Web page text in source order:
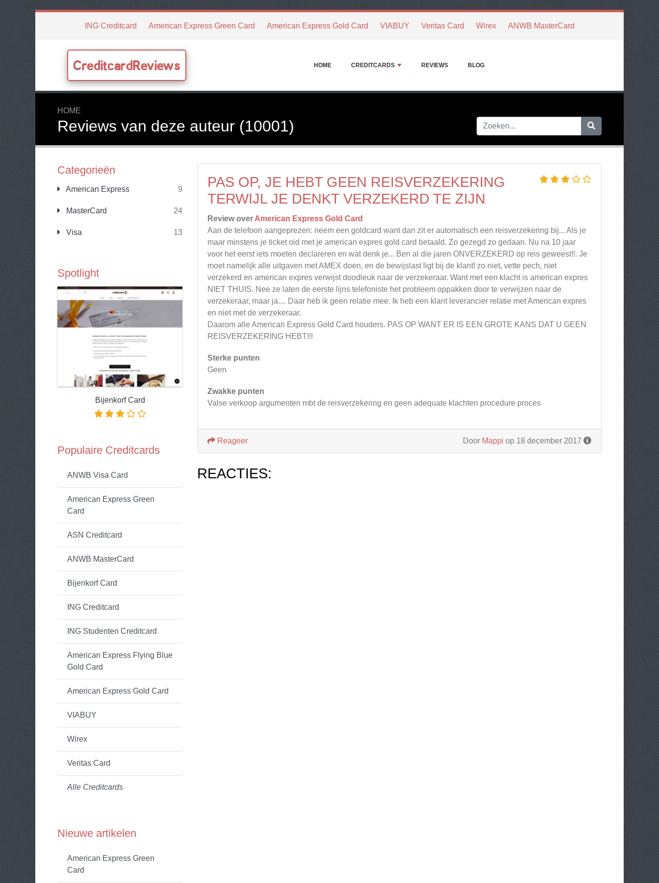
ING Creditcard American Express Green Card American Express Gold Card VIABUY Veritas Card Wirex ANWB MasterCard
CreditcardReviews HOME CREDITCARDS REVIEWS BLOG
HOME
Reviews van deze auteur (10001)
Categorieën
American Express 9
MasterCard 24
Visa 13
Spotlight
Bijenkorf Card
Populaire Creditcards
ANWB Visa Card
American Express Green
Card
ASN Creditcard
ANWB MasterCard
Bijenkorf Card
ING Creditcard
ING Studenten Creditcard
American Express Flying Blue
Gold Card
American Express Gold Card
VIABUY
Wirex
Veritas Card
Alle Creditcards
Nieuwe artikelen
American Express Green
Card
PAS OP, JE HEBT GEEN REISVERZEKERING
TERWIJL JE DENKT VERZEKERD TE ZIJN
Review over American Express Gold Card
Aan de telefoon aangeprezen: neem een goldcard want dan zit er automatisch een reisverzekering bij... Als je
maar minstens je ticket oid met je american expres gold card betaald. Zo gezegd zo gedaan. Nu na 10 jaar
voor het eerst iets moeten declareren en wat denk je... Ben al die jaren ONVERZEKERD op reis geweest!!. Je
moet namelijk alle uitgaven met AMEX doen, en de bewijslast ligt bij de klant! zo niet, vette pech, niet
verzekerd en american expres verwijst doodleuk naar de verzekeraar. Want met een klacht is american expres
NIET THUIS. Nee ze laten de eerste lijns telefoniste het probleem oppakken door te verwijzen naar de
verzekeraar, maar ja.... Daar heb ik geen relatie mee. Ik heb een klant leverancier relatie met American expres
en niet met de verzekeraar.
Daarom alle American Express Gold Card houders. PAS OP WANT ER IS EEN GROTE KANS DAT U GEEN
REISVERZEKERING HEBT!!!
Sterke punten
Geen
Zwakke punten
Valse verkoop argumenten mbt de reisverzekering en geen adequate klachten procedure proces
Door Mappi op 18 december 2017
Reageer
REACTIES: